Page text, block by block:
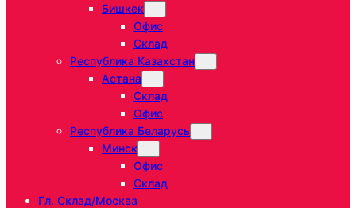
Бишкек
Офис
Склад
Республика Казахстан
Астана
Склад
Офис
Республика Беларусь
Минск
Офис
Склад
Гл. Склад/Москва